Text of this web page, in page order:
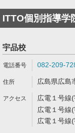
ITTO個別指導学
宇品校
082-209-
広島県広島
広電１号線
広電１号線
広電１号線